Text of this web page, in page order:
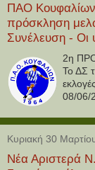
ΠΑΟ
πρόσκληση
Συνέλευση - Οι
2η
Το ΔΣ
08/06/
Κυριακή 30
Νέα Αριστερά